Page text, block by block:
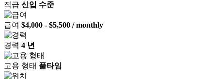
직급 신입 수준
급여 $4,000 - $5,500 / monthly
경력 4 년
고용 형태 풀타임